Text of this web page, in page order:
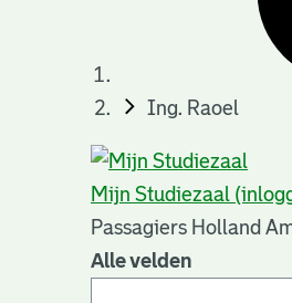
Ing. Raoel
Mijn Studiezaal
Passagiers Holland
Alle velden